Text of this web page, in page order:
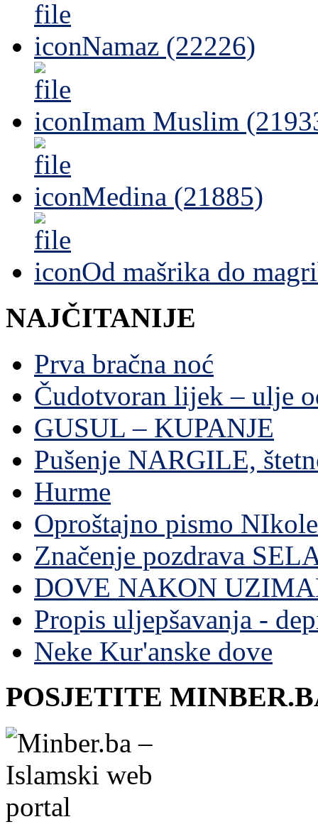
Namaz (22226)
Imam Muslim
Medina (21885)
Od mašrika do
NAJČITANIJE
Prva bračna noć
Čudotvoran lijek – ulje
GUSUL – KUPANJE
Pušenje NARGILE,
Hurme
Oproštajno pismo
Značenje pozdrava
DOVE NAKON
Propis uljepšavanja -
Neke Kur'anske dove
POSJETITE